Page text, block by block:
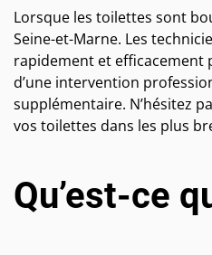
Lorsque les toilettes sont
Seine-et-Marne. Les
rapidement et efficacement
d’une intervention
supplémentaire. N’hésitez
vos toilettes dans les plus
Qu’est-ce